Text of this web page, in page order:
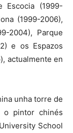
Escocia (1999-
(1999-2006),
2004), Parque
e os Espazos
actualmente en
unha torre de
o pintor chinés
School